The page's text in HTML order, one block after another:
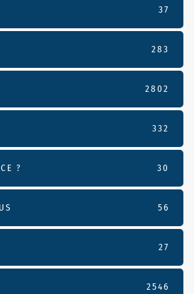
37
283
2802
332
? 30
56
27
2546